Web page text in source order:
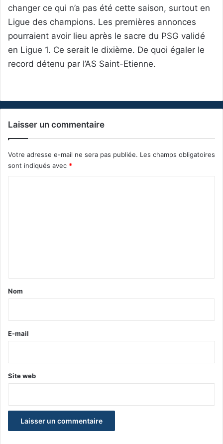
changer ce qui n’a pas été cette saison, surtout en
Ligue des champions. Les premières annonces
pourraient avoir lieu après le sacre du PSG validé
en Ligue 1. Ce serait le dixième. De quoi égaler le
record détenu par l’AS Saint-Etienne.
Laisser un commentaire
Votre adresse e-mail ne sera pas publiée. Les champs obligatoires
sont indiqués avec *
a
e
Nom
E-mail
Site web